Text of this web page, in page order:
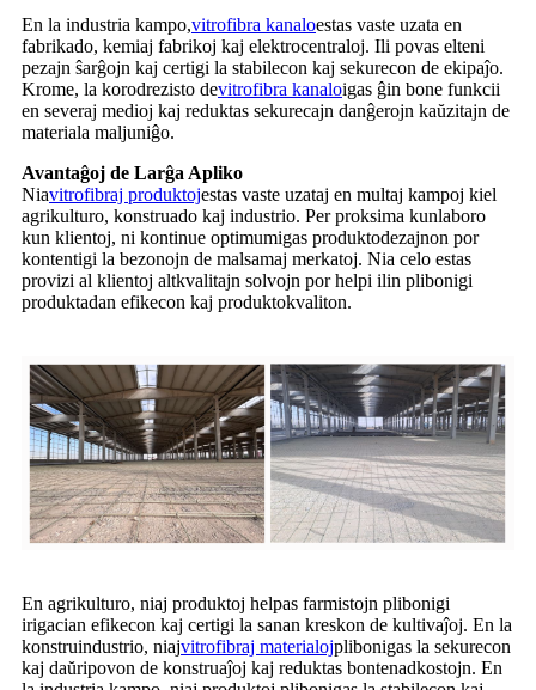
En la industria kampo,vitrofibra kanaloestas vaste uzata en
fabrikado, kemiaj fabrikoj kaj elektrocentraloj. Ili povas elteni
pezajn ŝarĝojn kaj certigi la stabilecon kaj sekurecon de ekipaĵo.
Krome, la korodrezisto devitrofibra kanaloigas ĝin bone funkcii
en severaj medioj kaj reduktas sekurecajn danĝerojn kaŭzitajn de
materiala maljuniĝo.
Avantaĝoj de Larĝa Apliko
Niavitrofibraj produktojestas vaste uzataj en multaj kampoj kiel
agrikulturo, konstruado kaj industrio. Per proksima kunlaboro
kun klientoj, ni kontinue optimumigas produktodezajnon por
kontentigi la bezonojn de malsamaj merkatoj. Nia celo estas
provizi al klientoj altkvalitajn solvojn por helpi ilin plibonigi
produktadan efikecon kaj produktokvaliton.
En agrikulturo, niaj produktoj helpas farmistojn plibonigi
irigacian efikecon kaj certigi la sanan kreskon de kultivaĵoj. En la
konstruindustrio, niajvitrofibraj materialojplibonigas la sekurecon
kaj daŭripovon de konstruaĵoj kaj reduktas bontenadkostojn. En